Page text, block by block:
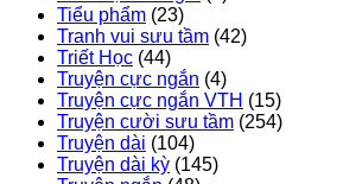
Tiểu phẩm (23)
Tranh vui sưu tầm (42)
Triết Học (44)
Truyện cực ngắn (4)
Truyện cực ngắn VTH (15)
Truyện cười sưu tầm (254)
Truyện dài (104)
Truyện dài kỳ (145)